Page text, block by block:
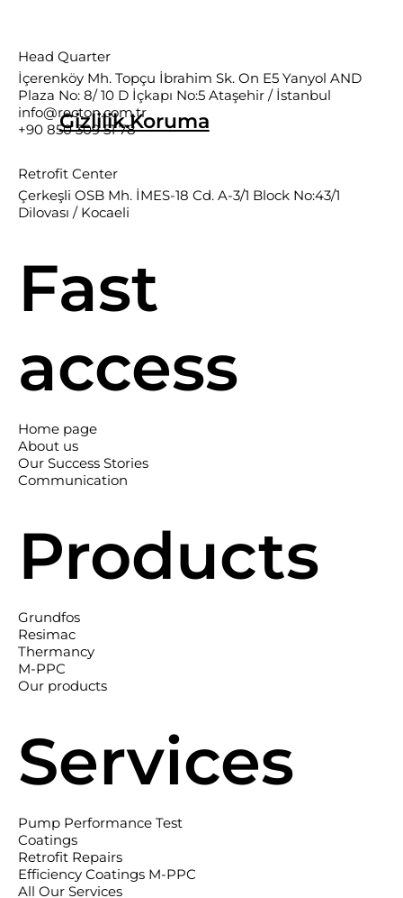
Fast
access
Home page
About us
Our Success Stories
Communication
Products
Grundfos
Resimac
Thermancy
M-PPC
Our products
Services
Pump Performance Test
Coatings
Retrofit Repairs
Efficiency Coatings M-PPC
All Our Services
Retrofit Center
Çerkeşli OSB Mh. İMES-18 Cd. A-3/1 Block No:43/1
Dilovası / Kocaeli
Head Quarter
İçerenköy Mh. Topçu İbrahim Sk. On E5 Yanyol AND
Plaza No: 8/ 10 D İçkapı No:5 Ataşehir / İstanbul
info@recton.com.tr
+90 850 309 51 78
Gizlilik.Koruma